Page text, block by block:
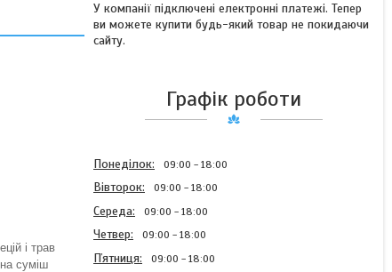
і трав
суміш
У компанії підключені електронні платежі. Тепер
ви можете купити будь-який товар не покидаючи
сайту.
Графік роботи
Понеділок 09:00 18:00
Вівторок 09:00 18:00
Середа 09:00 18:00
Четвер 09:00 18:00
Пʼятниця 09:00 18:00